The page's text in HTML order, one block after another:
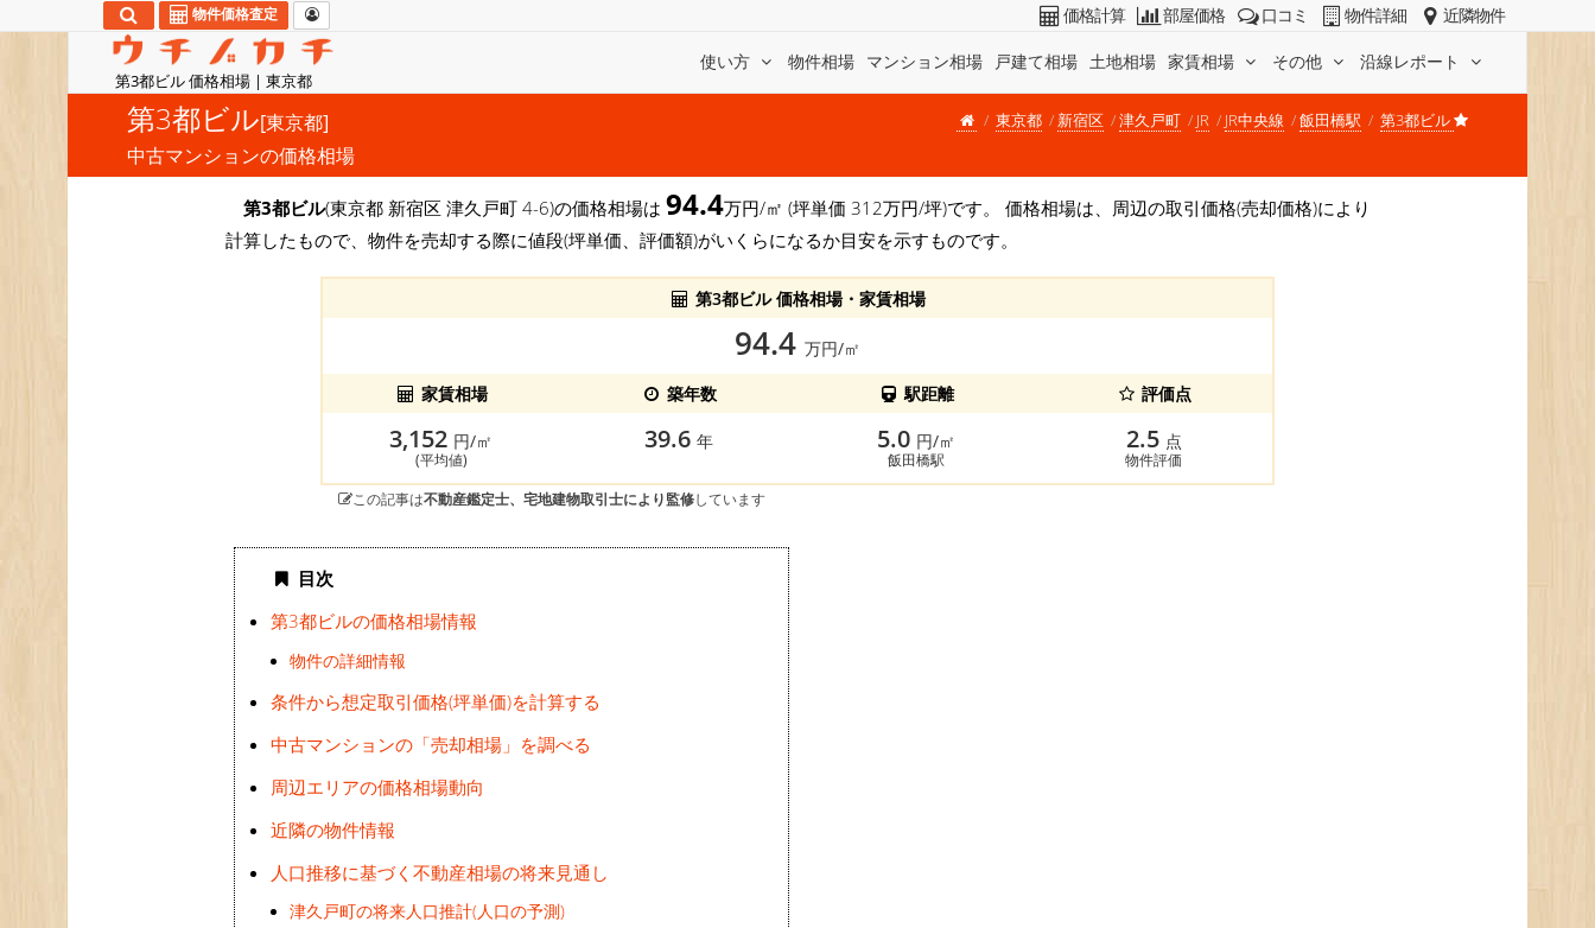
第3都ビル 価格相場 | 東京都
使い方 物件相場 マンション相場 戸建て相場 土地相場 家賃相場 その他 沿線レポート
物件価格査定 価格計算 部屋価格 口コミ 物件詳細 近隣物件
第3都ビル[東京都]
中古マンションの価格相場
東京都 新宿区 津久戸町 JR JR中央線 飯田橋駅 第3都ビル
第3都ビル(東京都 新宿区 津久戸町 4-6)の価格相場は 94.4万円/㎡ (坪単価 312万円/坪)です。 価格相場は、周辺の取引価格(売却価格)により
計算したもので、物件を売却する際に値段(坪単価、評価額)がいくらになるか目安を示すものです。
第3都ビル 価格相場・家賃相場
94.4 万円/㎡
家賃相場
築年数 駅距離 評価点
3,152 円/㎡
(平均値)
39.6 年 5.0 円/㎡
飯田橋駅
2.5 点
物件評価
この記事は不動産鑑定士、宅地建物取引士により監修しています
目次
第3都ビルの価格相場情報
物件の詳細情報
条件から想定取引価格(坪単価)を計算する
中古マンションの「売却相場」を調べる
周辺エリアの価格相場動向
近隣の物件情報
人口推移に基づく不動産相場の将来見通し
津久戸町の将来人口推計(人口の予測)